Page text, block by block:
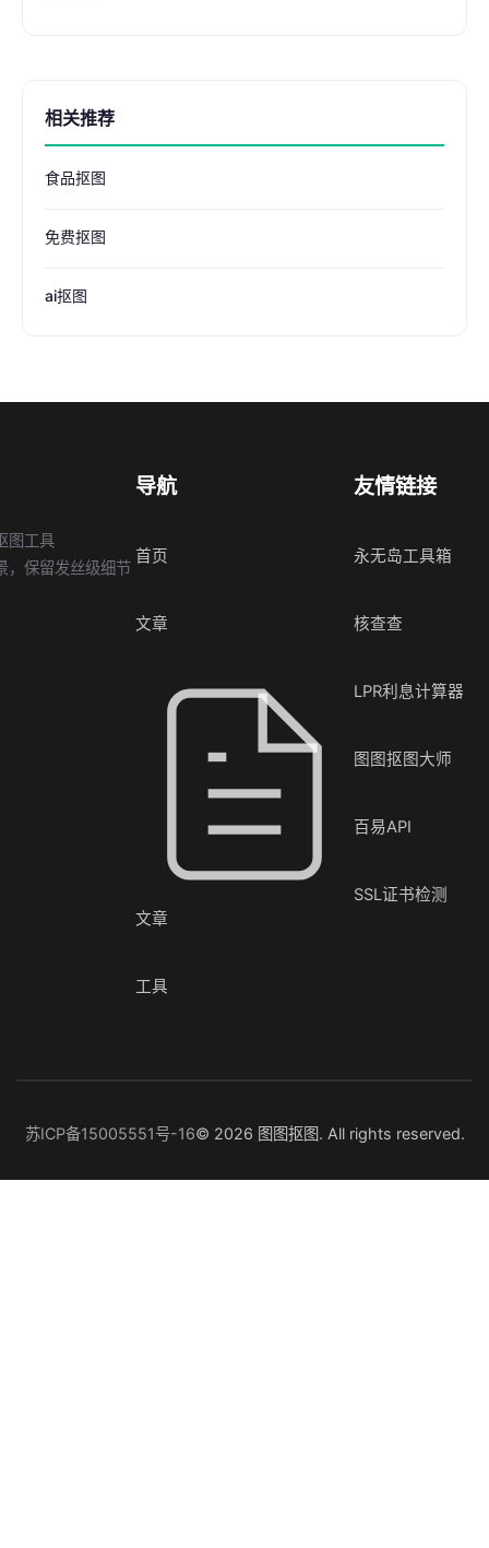
相关推荐
食品抠图
免费抠图
ai抠图
图工具
，保留发丝级细节
导航
首页
文章
文章
工具
友情链接
永无岛工具箱
核查查
LPR利息计算器
图图抠图大师
百易API
SSL证书检测
苏ICP备15005551号-16© 2026 图图抠图. All rights reserved.